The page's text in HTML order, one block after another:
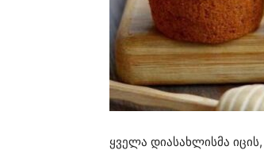
ყველა დიასახლისმა